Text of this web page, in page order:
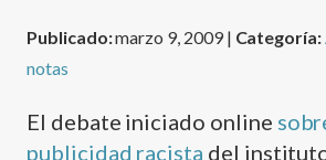
Publicado:marzo 9, 2009 | Categoría:
notas
El debate iniciado online
publicidad racista del